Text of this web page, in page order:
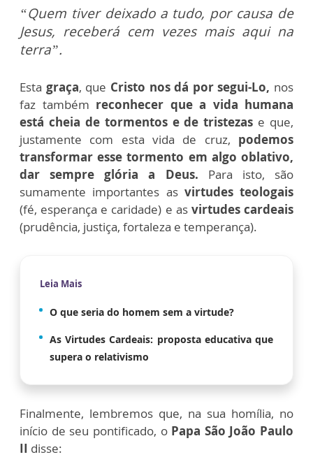
“Quem tiver deixado a tudo, por causa de
Jesus, receberá cem vezes mais aqui na
terra”.
Esta graça, que Cristo nos dá por segui-Lo, nos
faz também reconhecer que a vida humana
está cheia de tormentos e de tristezas e que,
justamente com esta vida de cruz, podemos
transformar esse tormento em algo oblativo,
dar sempre glória a Deus. Para isto, são
sumamente importantes asvirtudes teologais
(fé, esperança e caridade) e as virtudes cardeais
(prudência, justiça, fortaleza e temperança).
Leia Mais
O que seria do homem sem a virtude?
As Virtudes Cardeais: proposta educativa que
supera o relativismo
Finalmente, lembremos que, na sua homília, no
início de seu pontificado, o Papa São João Paulo
II disse: